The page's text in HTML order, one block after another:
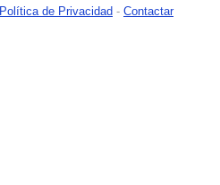
Política de Privacidad - Contactar